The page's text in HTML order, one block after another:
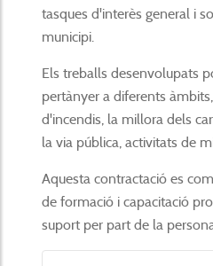
tasques d'interès general i
municipi.
Els treballs desenvolupats
pertànyer a diferents
d'incendis, la millora dels
la via pública, activitats de
Aquesta contractació es
de formació i capacitació
suport per part de la